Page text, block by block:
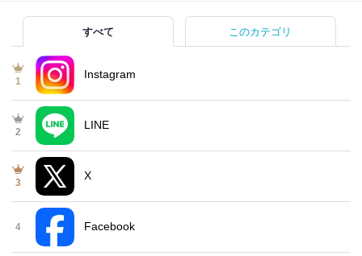
すべて このカテゴリ
1
Instagram
2
LINE
3
X
4 Facebook